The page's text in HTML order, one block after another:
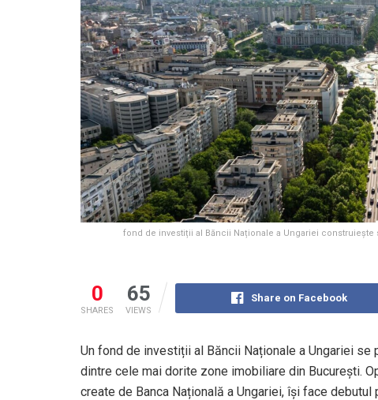
fond de investiții al Băncii Naționale a Ungariei
0
SHARES
65
VIEWS
Share on Facebook
Un fond de investiții al Băncii Naționale a Ungariei
dintre cele mai dorite zone imobiliare din București.
create de Banca Națională a Ungariei, își face